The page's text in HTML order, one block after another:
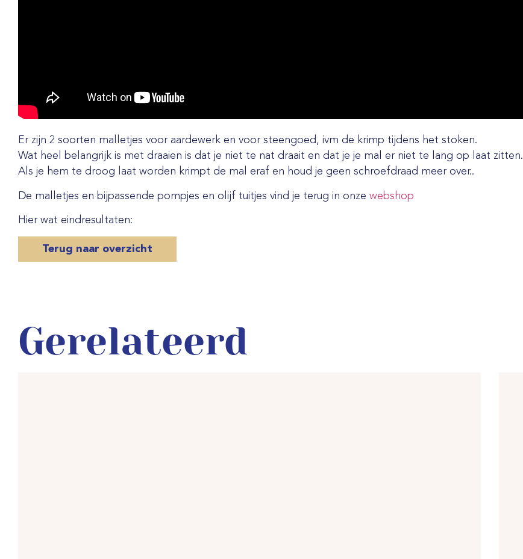
Er zijn 2 soorten malletjes voor aardewerk en voor steengoed, ivm de krimp tijdens het stoken.
Wat heel belangrijk is met draaien is dat je niet te nat draait en dat je je mal er niet te lang op laat zitten.
Als je hem te droog laat worden krimpt de mal eraf en houd je geen schroefdraad meer over..
De malletjes en bijpassende pompjes en olijf tuitjes vind je terug in onze webshop
Hier wat eindresultaten:
Terug naar overzicht
Gerelateerd